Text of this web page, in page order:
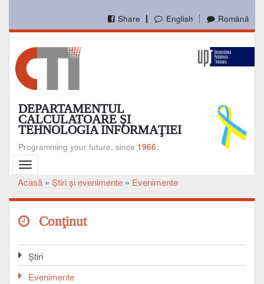
conţinutul
English Română
Share
DEPARTAMENTUL
CALCULATOARE ŞI
TEHNOLOGIA INFORMAŢIEI
Programming your future, since 1966.
Toggle
navigation
Breadcrumb
Acasă Ştiri şi evenimente Evenimente
Conţinut
Ştiri
Evenimente